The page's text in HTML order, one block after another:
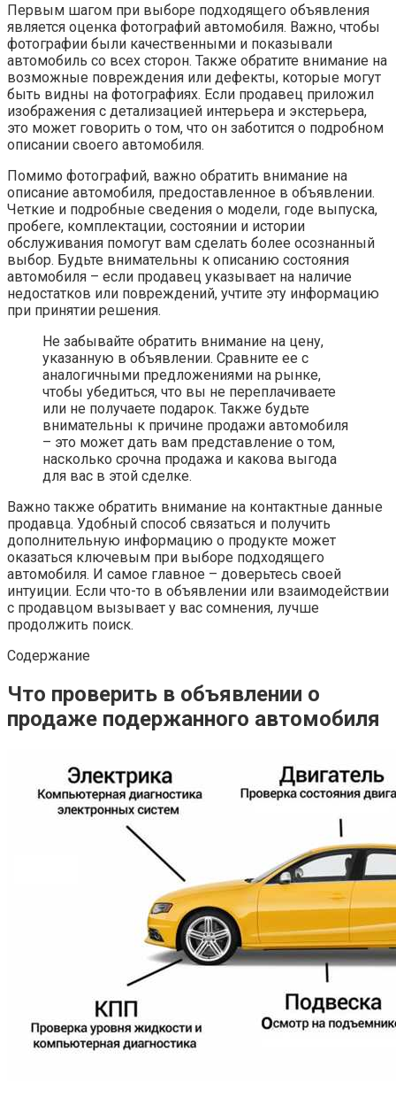
Первым шагом при выборе подходящего объявления
является оценка фотографий автомобиля. Важно, чтобы
фотографии были качественными и показывали
автомобиль со всех сторон. Также обратите внимание на
возможные повреждения или дефекты, которые могут
быть видны на фотографиях. Если продавец приложил
изображения с детализацией интерьера и экстерьера,
это может говорить о том, что он заботится о подробном
описании своего автомобиля.
Помимо фотографий, важно обратить внимание на
описание автомобиля, предоставленное в объявлении.
Четкие и подробные сведения о модели, годе выпуска,
пробеге, комплектации, состоянии и истории
обслуживания помогут вам сделать более осознанный
выбор. Будьте внимательны к описанию состояния
автомобиля – если продавец указывает на наличие
недостатков или повреждений, учтите эту информацию
при принятии решения.
Не забывайте обратить внимание на цену,
указанную в объявлении. Сравните ее с
аналогичными предложениями на рынке,
чтобы убедиться, что вы не переплачиваете
или не получаете подарок. Также будьте
внимательны к причине продажи автомобиля
– это может дать вам представление о том,
насколько срочна продажа и какова выгода
для вас в этой сделке.
Важно также обратить внимание на контактные данные
продавца. Удобный способ связаться и получить
дополнительную информацию о продукте может
оказаться ключевым при выборе подходящего
автомобиля. И самое главное – доверьтесь своей
интуиции. Если что-то в объявлении или взаимодействии
с продавцом вызывает у вас сомнения, лучше
продолжить поиск.
Содержание
Что проверить в объявлении о
продаже подержанного автомобиля